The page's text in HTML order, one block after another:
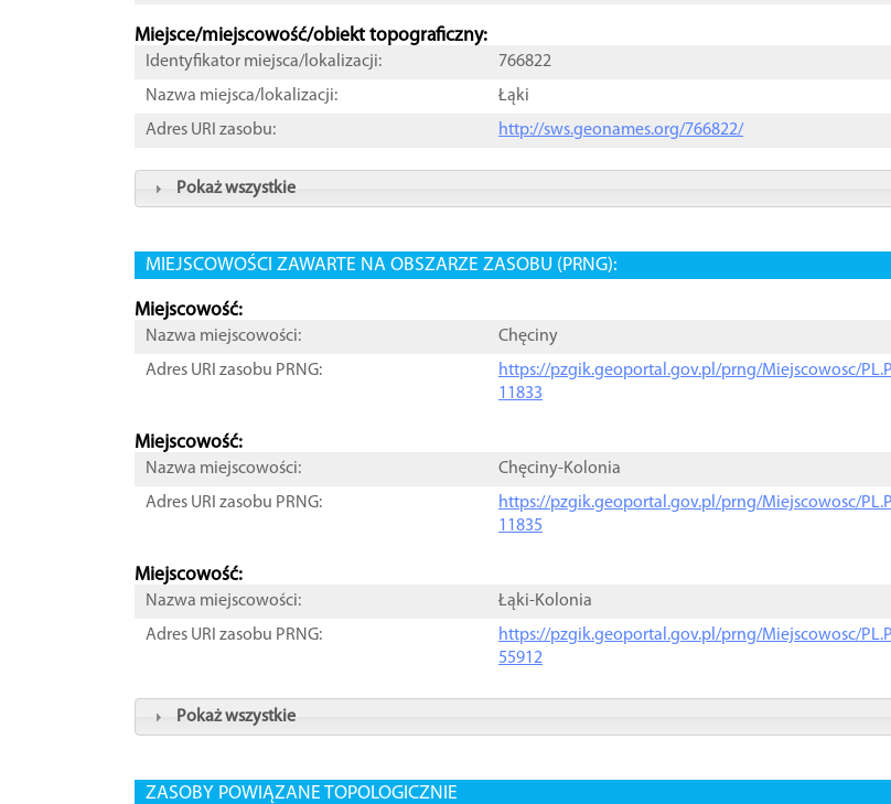
Miejsce/miejscowość/obiekt topograficzny:
Identyfikator miejsca/lokalizacji:
766822
Nazwa miejsca/lokalizacji:
Łąki
Adres URI zasobu:
http://sws.geonames.org/766822/
Pokaż wszystkie
MIEJSCOWOŚCI ZAWARTE NA OBSZARZE ZASOBU (PRNG):
Miejscowość:
Nazwa miejscowości:
Chęciny
Adres URI zasobu PRNG:
https://pzgik.geoportal.gov.pl/prng/Miejscowosc/
11833
Miejscowość:
Nazwa miejscowości:
Chęciny-Kolonia
Adres URI zasobu PRNG:
https://pzgik.geoportal.gov.pl/prng/Miejscowosc/
11835
Miejscowość:
Nazwa miejscowości:
Łąki-Kolonia
Adres URI zasobu PRNG:
https://pzgik.geoportal.gov.pl/prng/Miejscowosc/
55912
Pokaż wszystkie
ZASOBY POWIĄZANE TOPOLOGICZNIE